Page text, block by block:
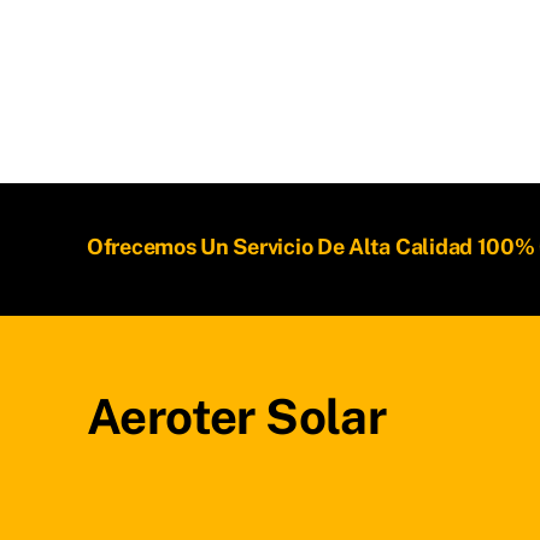
Ofrecemos Un Servicio De Alta Calidad
Aeroter Solar